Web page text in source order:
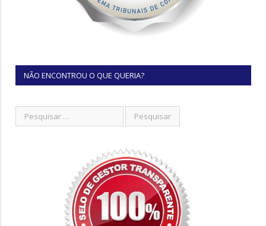
NÃO ENCONTROU O QUE QUERIA?